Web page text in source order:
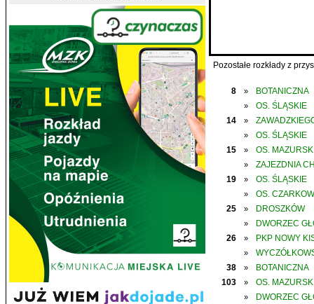
Pozostałe rozkłady z
8 » BOTANICZNA
»
OS. ŚLĄSKIE
14
»
»
OS. ŚLĄSKIE
15
» OS.
»
ZAJEZDNIA
19
» OS. ŚLĄSKIE
»
OS.
25
» DROSZKÓW
»
DWORZEC
26
» PKP NOWY
»
38
»
BOTANICZNA
103
» OS.
»
DWORZEC